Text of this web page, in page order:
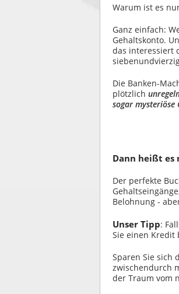
Warum ist es
Ganz einfach:
Gehaltskonto.
das interessiert
Die Banken-
plötzlich
sogar mysteriöse
Dann heißt es
Der perfekte
Belohnung -
Unser Tipp:
Sie einen Kredit
Sparen Sie sich
zwischendurch
der Traum vom